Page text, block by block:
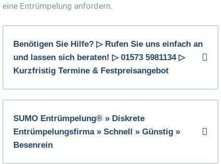
eine Entrümpelung anfordern.
Benötigen Sie Hilfe? ▷ Rufen Sie uns einfach an
und lassen sich beraten! ▷ 01573 5981134 ▷
Kurzfristig Termine & Festpreisangebot
SUMO Entrümpelung® » Diskrete
Entrümpelungsfirma » Schnell » Günstig »
Besenrein